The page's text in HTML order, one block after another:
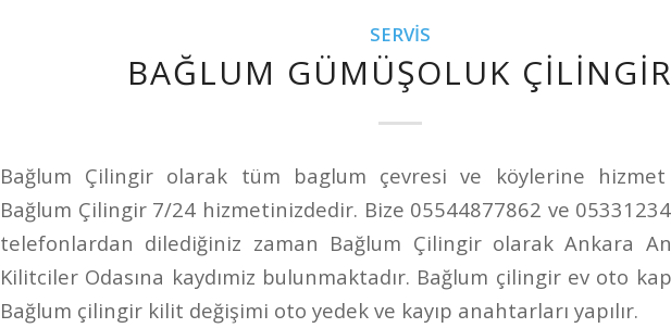
SERVIS
BAĞLUM GÜMÜŞOLUK ÇILINGIR
Bağlum Çilingir olarak tüm baglum çevresi ve köylerine hizmet
Bağlum Çilingir 7/24 hizmetinizdedir. Bize 05544877862 ve
telefonlardan dilediğiniz zaman Bağlum Çilingir olarak Ankara
Kilitciler Odasına kaydımiz bulunmaktadır. Bağlum çilingir ev oto
Bağlum çilingir kilit değişimi oto yedek ve kayıp anahtarları yapılır.